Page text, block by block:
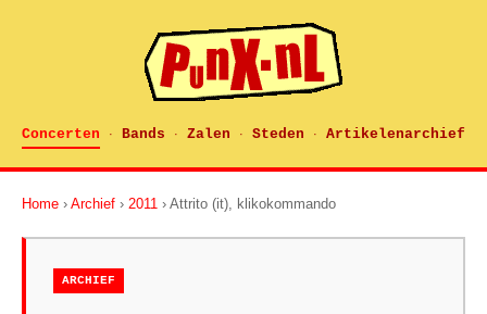
Concerten · Bands · Zalen · Steden · Artikelenarchief
Home › Archief › 2011 › Attrito (it), klikokommando
ARCHIEF